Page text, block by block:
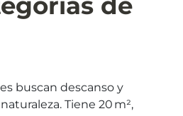
buscan descanso y
Tiene 20 m²,